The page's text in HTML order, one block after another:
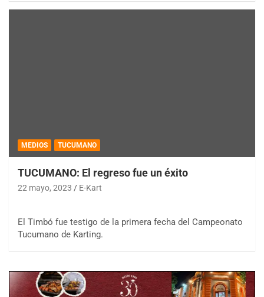
MEDIOS TUCUMANO
TUCUMANO: El regreso fue un éxito
22 mayo, 2023 E-Kart
El Timbó fue testigo de la primera fecha del Campeonato
Tucumano de Karting.
COBERTURA ESPECIAL DE E-KART.COM.AR
IAME SERIES ARGENTINA 6
Ramiro Tot (Asfalto)
Baradero (Buenos Aires)